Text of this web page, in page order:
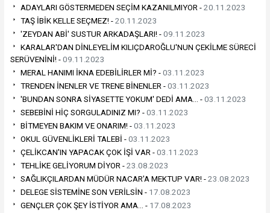
ADAYLARI GÖSTERMEDEN SEÇİM KAZANILMIYOR -20.11.2023
TAŞ İBİK KELLE SEÇMEZ! -20.11.2023
'ZEYDAN ABİ' SUSTUR ARKADAŞLARI! -09.11.2023
KARALAR'DAN DİNLEYELİM KILIÇDAROĞLU'NUN ÇEKİLME SÜRECİ
SERÜVENİNİ! -09.11.2023
MERAL HANIMI İKNA EDEBİLİRLER Mİ? -03.11.2023
TRENDEN İNENLER VE TRENE BİNENLER -03.11.2023
'BUNDAN SONRA SİYASETTE YOKUM' DEDİ AMA… -03.11.2023
SEBEBİNİ HİÇ SORGULADINIZ MI? -03.11.2023
BİTMEYEN BAKIM VE ONARIM! -03.11.2023
OKUL GÜVENLİKLERİ TALEBİ -03.11.2023
ÇELİKCAN'IN YAPACAK ÇOK İŞİ VAR -03.11.2023
TEHLİKE GELİYORUM DİYOR -23.08.2023
SAĞLIKÇILARDAN MÜDÜR NACAR'A MEKTUP VAR! -23.08.2023
DELEGE SİSTEMİNE SON VERİLSİN - 17.08.2023
GENÇLER ÇOK ŞEY İSTİYOR AMA… - 17.08.2023